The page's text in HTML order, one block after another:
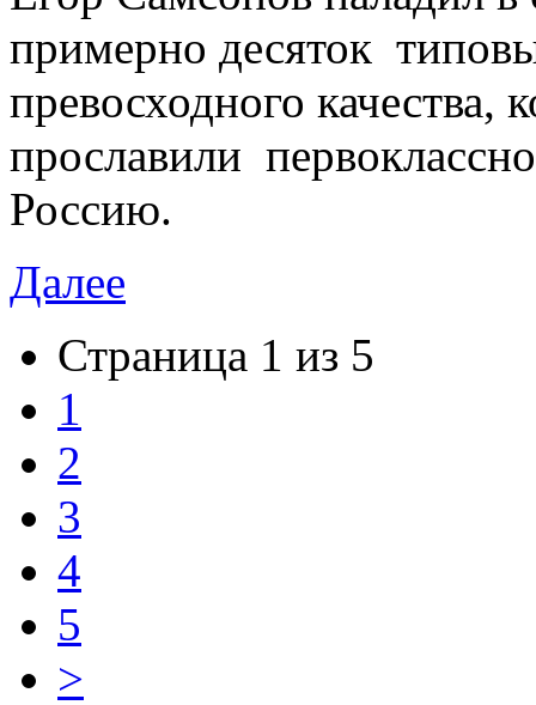
примерно десяток
превосходного качества,
прославили
Россию.
Далее
Страница 1 из 5
1
2
3
4
5
>